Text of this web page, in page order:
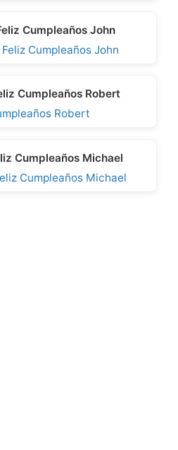
Cumpleaños John
Cumpleaños Robert
Cumpleaños Michael